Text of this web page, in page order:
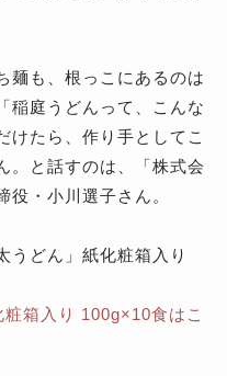
麺も、根っこにあるのは
稲庭うどんって、こんな
けたら、作り手としてこ
。と話すのは、「株式会
・小川選子さん。
うどん」紙化粧箱入り
粧箱入り 100g×10食はこ